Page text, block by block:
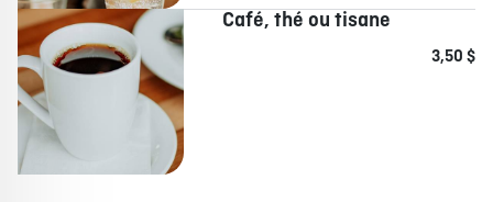
Café, thé ou tisane
3,50 $